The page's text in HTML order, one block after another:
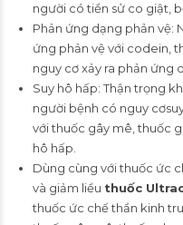
người có tiền sử co giật,
Phản ứng dạng phản vệ:
ứng phản vệ với codein,
nguy cơ xảy ra phản ứng
Suy hô hấp: Thận trọng
người bệnh có nguy
với thuốc gây mê, thuốc
hô hấp.
Dùng cùng với thuốc ức
và giảm liều thuốc
thuốc ức chế thần kinh